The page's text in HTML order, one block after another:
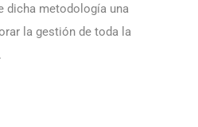
dicha metodología una
la gestión de toda la